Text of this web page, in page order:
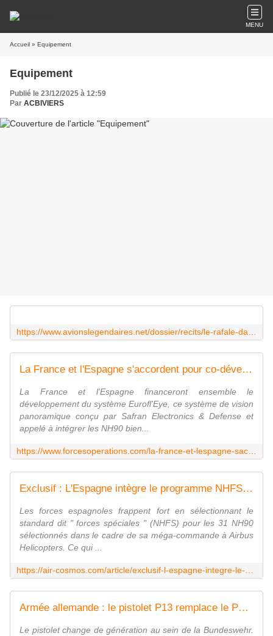
MENU
Accueil » Equipement
Equipement
Publié le 23/12/2025 à 12:59
Par ACBIVIERS
La France et l'Espagne s'accordent pour co-développer le système Eurofl'Eye - FOB - Forces Operations Blog
La France et l'Espagne financeront ensemble le
développement du système Eurofl'Eye, ce système de vision
panoramique conçu par Safran Electronics & Defense et
appelé à intégrer les NH90 bien...
Exclusif : L'Espagne intègre le programme NHFS et le programme Tigre Mk3 avance à grands pas
Les forces espagnoles frappent fort en sélectionnant le
standard dit " forces spéciales " (NHFS) pour les 31 NH90
sélectionnés dans le cadre de sa méga-commande à Airbus
Helicopters. Ce qui ...
Armée allemande : le pistolet P13 remplace le P8 après 25 ans
Le pistolet change de génération au sein de la Bundeswehr.